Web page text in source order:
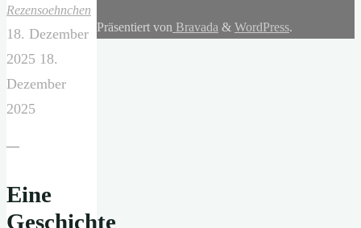
Rezensoehnchen
18. Dezember
2025 18.
Dezember
2025
—
Eine
Geschichte
Präsentiert von Bravada & WordPress.